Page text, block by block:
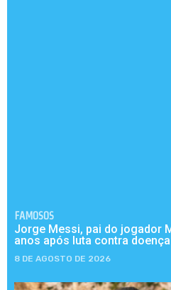
FAMOSOS
Jorge Messi, pai do jogador
anos após luta contra doença
8 DE AGOSTO DE 2026